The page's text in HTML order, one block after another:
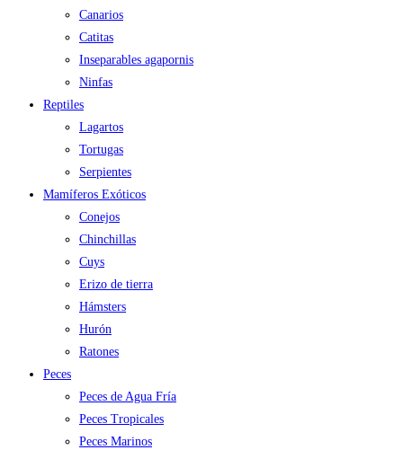
Canarios
Catitas
Inseparables agapornis
Ninfas
Reptiles
Lagartos
Tortugas
Serpientes
Mamíferos Exóticos
Conejos
Chinchillas
Cuys
Erizo de tierra
Hámsters
Hurón
Ratones
Peces
Peces de Agua Fría
Peces Tropicales
Peces Marinos